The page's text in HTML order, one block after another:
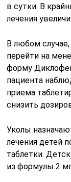
в сутки. В
лечения
В любом
перейти на
форму
пациента
приема
снизить
Уколы
лечения детей
таблетки.
из формулы 2